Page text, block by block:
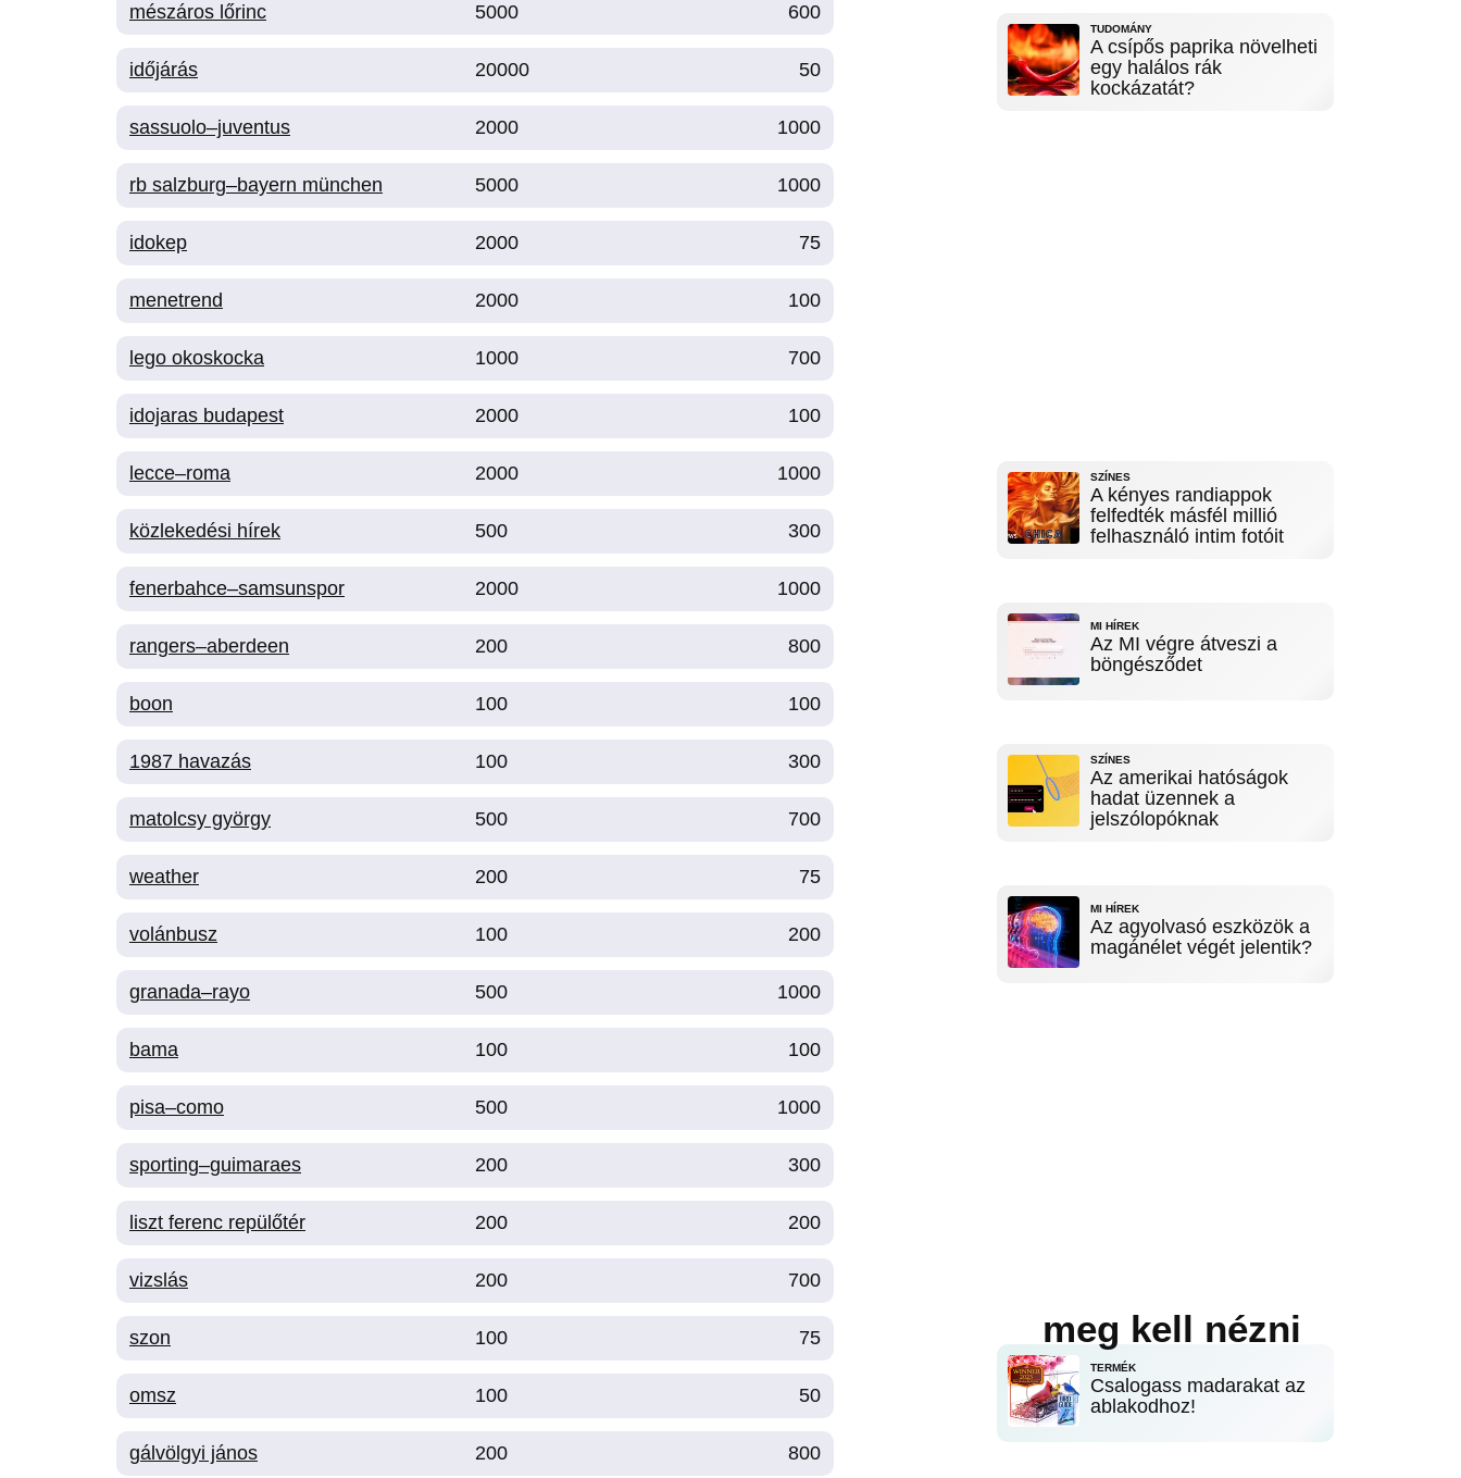
mészáros lőrinc 5000 600
időjárás 20000 50
sassuolo–juventus 2000 1000
rb salzburg–bayern münchen 5000 1000
idokep 2000 75
menetrend 2000 100
lego okoskocka 1000 700
idojaras budapest 2000 100
lecce–roma 2000 1000
közlekedési hírek 500 300
fenerbahce–samsunspor 2000 1000
rangers–aberdeen 200 800
boon 100 100
1987 havazás 100 300
matolcsy györgy 500 700
weather 200 75
volánbusz 100 200
granada–rayo 500 1000
bama 100 100
pisa–como 500 1000
sporting–guimaraes 200 300
liszt ferenc repülőtér 200 200
vizslás 200 700
szon 100 75
omsz 100 50
gálvölgyi jános 200 800
TUDOMÁNY
A csípős paprika növelheti
egy halálos rák
kockázatát?
SZÍNES
A kényes randiappok
felfedték másfél millió
felhasználó intim fotóit
MI HÍREK
Az MI végre átveszi a
böngésződet
SZÍNES
Az amerikai hatóságok
hadat üzennek a
jelszólopóknak
MI HÍREK
Az agyolvasó eszközök a
magánélet végét jelentik?
meg kell nézni
TERMÉK
Csalogass madarakat az
ablakodhoz!